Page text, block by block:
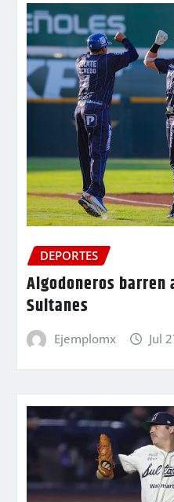
DEPORTES
Algodoneros barren
Sultanes
Ejemplomx Jul